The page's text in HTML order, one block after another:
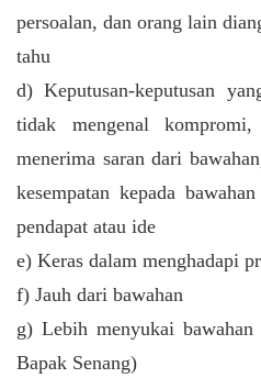
persoalan, dan orang lain
tahu
d) Keputusan-keputusan
tidak mengenal
menerima saran dari
kesempatan kepada
pendapat atau ide
e) Keras dalam menghadapi
f) Jauh dari bawahan
g) Lebih menyukai
Bapak Senang)